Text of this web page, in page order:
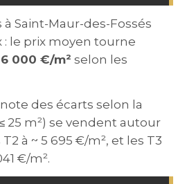
Saint-Maur-des-Fossés
le prix moyen tourne
000 €/m² selon les
des écarts selon la
25 m²) se vendent autour
T2 à ~ 5 695 €/m², et les T3
€/m².